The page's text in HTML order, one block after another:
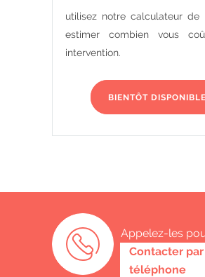
utilisez notre calculateur de
estimer combien vous
intervention.
BIENTÔT DISPONIBLE
Appelez-les
0485 58 62 32
Contacter par
téléphone